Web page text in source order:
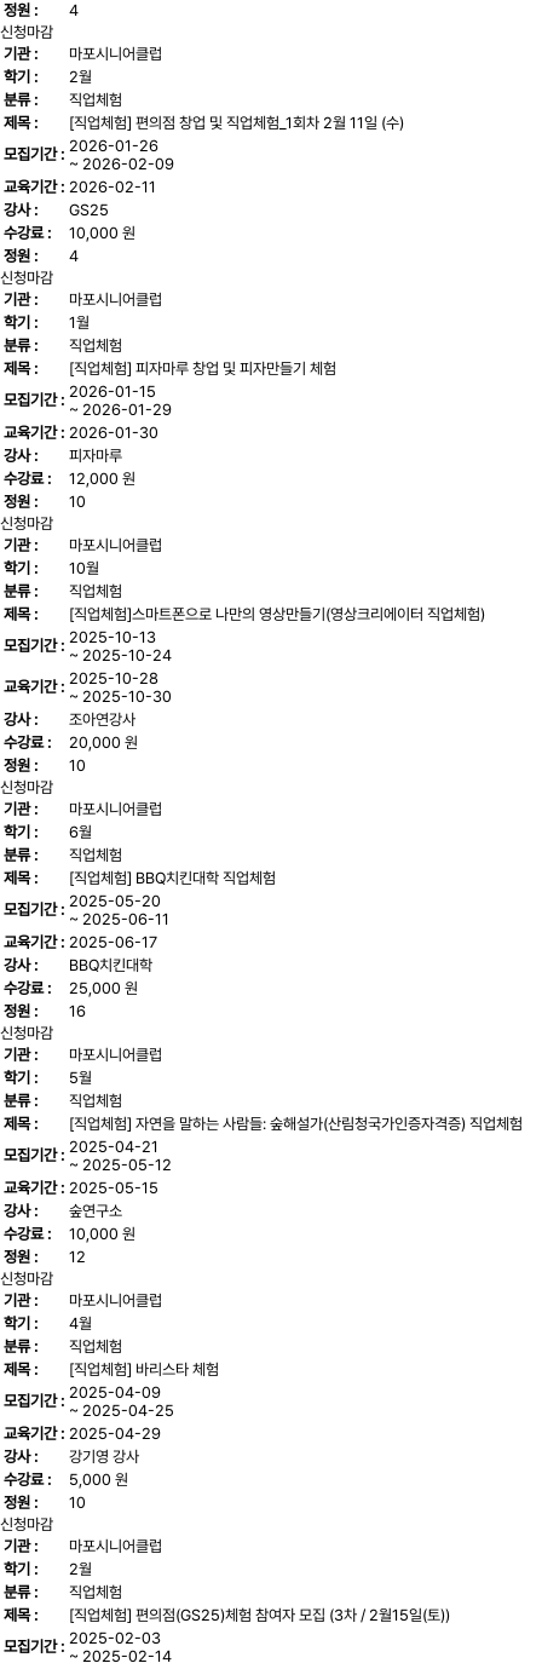
정원 :
4
신청마감
기관 :
마포시니어클럽
학기 :
2월
분류 :
직업체험
제목 :
[직업체험] 편의점 창업 및 직업체험_1회차 2월 11일 (수)
모집기간 : 2026-01-26
~ 2026-02-09
교육기간 : 2026-02-11
강사 :
GS25
수강료 :
10,000 원
정원 :
4
신청마감
기관 :
마포시니어클럽
학기 :
1월
분류 :
직업체험
제목 :
[직업체험] 피자마루 창업 및 피자만들기 체험
모집기간 : 2026-01-15
~ 2026-01-29
교육기간 : 2026-01-30
강사 :
피자마루
수강료 :
12,000 원
정원 :
10
신청마감
기관 :
마포시니어클럽
학기 :
10월
분류 :
직업체험
제목 :
[직업체험]스마트폰으로 나만의 영상만들기(영상크리에이터 직업체험)
모집기간 : 2025-10-13
~ 2025-10-24
교육기간 : 2025-10-28
~ 2025-10-30
강사 :
조아연강사
수강료 :
20,000 원
정원 :
10
신청마감
기관 :
마포시니어클럽
학기 :
6월
분류 :
직업체험
제목 :
[직업체험] BBQ치킨대학 직업체험
모집기간 : 2025-05-20
~ 2025-06-11
교육기간 : 2025-06-17
강사 :
BBQ치킨대학
수강료 :
25,000 원
정원 :
16
신청마감
기관 :
마포시니어클럽
학기 :
5월
분류 :
직업체험
제목 :
[직업체험] 자연을 말하는 사람들: 숲해설가(산림청국가인증자격증) 직업체험
모집기간 : 2025-04-21
~ 2025-05-12
교육기간 : 2025-05-15
강사 :
숲연구소
수강료 :
10,000 원
정원 :
12
신청마감
기관 :
마포시니어클럽
학기 :
4월
분류 :
직업체험
제목 :
[직업체험] 바리스타 체험
모집기간 : 2025-04-09
~ 2025-04-25
교육기간 : 2025-04-29
강사 :
강기영 강사
수강료 :
5,000 원
정원 :
10
신청마감
기관 :
마포시니어클럽
학기 :
2월
분류 :
직업체험
제목 :
[직업체험] 편의점(GS25)체험 참여자 모집 (3차 / 2월15일(토))
모집기간 : 2025-02-03
~ 2025-02-14